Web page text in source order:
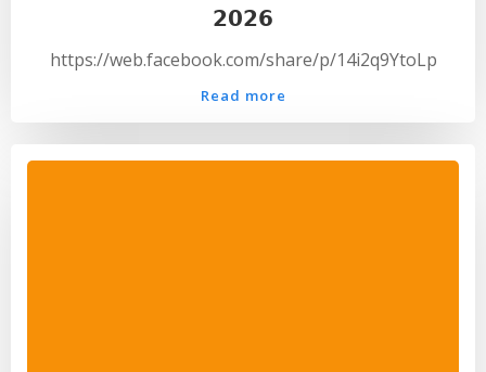
𝟮𝟬𝟮𝟲
https://web.facebook.com/share/p/14i2q9YtoLp
Read more